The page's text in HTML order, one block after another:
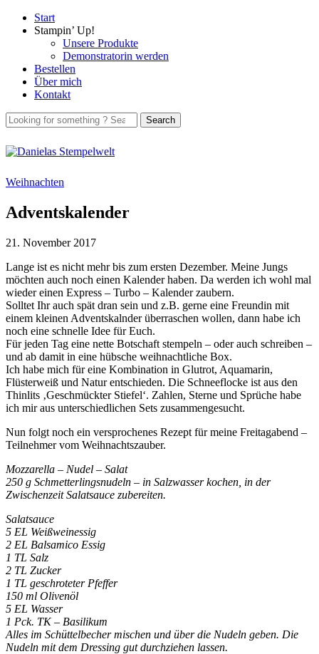
Start
Stampin’ Up!
Unsere Produkte
Demonstratorin werden
Bestellen
Über mich
Kontakt
Weihnachten
Adventskalender
21. November 2017
Lange ist es nicht mehr bis zum ersten Dezember. Meine Jungs
möchten auch noch einen Kalender haben. Da werden ich wohl mal
wieder einen Express – Turbo – Kalender zaubern.
Solltet Ihr auch spät dran sein und z.B. gerne eine Freundin mit
einem kleinen Adventskalnder überraschen wollen, dann habe ich
noch eine schnelle Idee für Euch.
Für jeden Tag eine nette Botschaft stempeln – oder auch schreiben –
und ab damit in eine hübsche weihnachtliche Box.
Ich habe mich für eine Kombination in Glutrot, Aquamarin,
Flüsterweiß und Natur entschieden. Die Schneeflocke ist aus den
Thinlits ‚Geschmückter Stiefel‘. Zahlen, Sterne und Sprüche habe
ich mir aus unterschiedlichen Sets zusammengesucht.
Nun folgt noch ein versprochenes Rezept für meine Freitagabend –
Teilnehmer vom Weihnachtszauber.
Mozzarella – Nudel – Salat
250 g Schmetterlingsnudeln – in Salzwasser kochen, in der
Zwischenzeit Salatsauce zubereiten.
Salatsauce
5 EL Weißweinessig
2 EL Balsamico Essig
1 TL Salz
2 TL Zucker
1 TL geschroteter Pfeffer
150 ml Olivenöl
5 EL Wasser
1 Pck. TK – Basilikum
Alles im Schüttelbecher mischen und über die Nudeln geben. Die
Nudeln mit dem Dressing gut durchziehen lassen.